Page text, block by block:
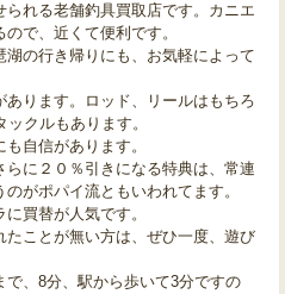
れる老舗釣具買取店です。カニエ
で、近くて便利です。
の行き帰りにも、お気軽によって
ります。ロッド、リールはもちろ
クルもあります。
自信があります。
に２０％引きになる特典は、常連
がポパイ流ともいわれてます。
買替が人気です。
ことが無い方は、ぜひ一度、遊び
、8分、駅から歩いて3分ですの